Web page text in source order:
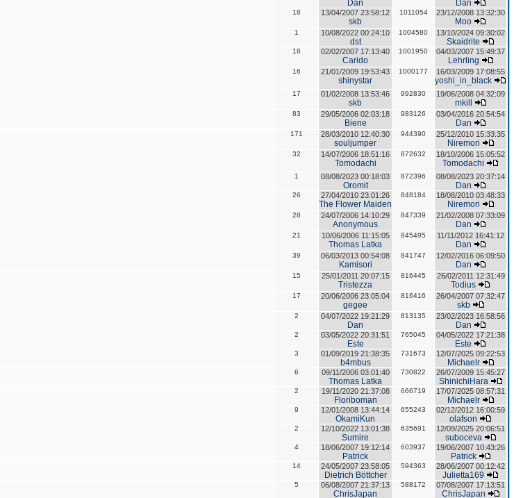
Dan Dan
18 13/04/2007 23:58:12
skb
1011054 23/12/2008 13:32:30
Moo
1 10/08/2022 00:24:10
dst
1004580 13/10/2024 09:30:02
Skaidrite
18 02/02/2007 17:13:40
Carido
1001950 04/03/2007 15:49:37
Lehrling
16 21/01/2009 19:53:43
shinystar
1000177 16/03/2009 17:08:55
yoshi_in_black
17 01/02/2008 13:53:46
skb
992830 19/06/2008 04:32:09
mkill
83 29/05/2006 02:03:18
Biene
983126 03/04/2016 20:54:54
Dan
171 28/03/2010 12:40:30
souljumper
944390 25/12/2010 15:33:35
Niremori
32 14/07/2006 18:51:16
Tomodachi
872632 18/10/2006 15:05:52
Tomodachi
1 08/08/2023 00:18:03
Oromit
872396 08/08/2023 20:37:14
Dan
26 27/04/2010 23:01:26
The Flower Maiden
848184 18/08/2010 03:48:33
Niremori
28 24/07/2006 14:10:29
Anonymous
847339 21/02/2008 07:33:09
Dan
21 10/06/2006 11:15:05
Thomas Latka
845495 11/11/2012 16:41:12
Dan
39 06/03/2013 00:54:08
Kamisori
841747 12/02/2016 06:09:50
Dan
15 25/01/2011 20:07:15
Tristezza
816445 26/02/2011 12:31:49
Todius
17 20/06/2006 23:05:04
gegee
816416 26/04/2007 07:32:47
skb
2 04/07/2022 19:21:29
Dan
813135 23/02/2023 16:58:56
Dan
2 03/05/2022 20:31:51
Este
765045 04/05/2022 17:21:38
Este
3 01/09/2019 21:38:35
b4mbus
731673 12/07/2025 09:22:53
Michaelr
6 09/11/2006 03:01:40
Thomas Latka
730822 26/07/2009 15:45:27
ShinichiHara
2 19/11/2020 21:37:08
Floriboman
666719 17/07/2025 08:57:31
Michaelr
9 12/01/2008 13:44:14
OkamiKun
655243 02/12/2012 16:00:59
olafson
2 12/10/2022 13:01:38
Sumire
635691 12/09/2025 20:06:51
suboceva
4 18/06/2007 19:12:14
Patrick
603937 19/06/2007 10:43:26
Patrick
14 24/05/2007 23:58:05
Dietrich Böttcher
594363 28/06/2007 00:12:42
Julietta169
5 06/08/2007 21:37:13
ChrisJapan
588172 07/08/2007 17:13:51
ChrisJapan